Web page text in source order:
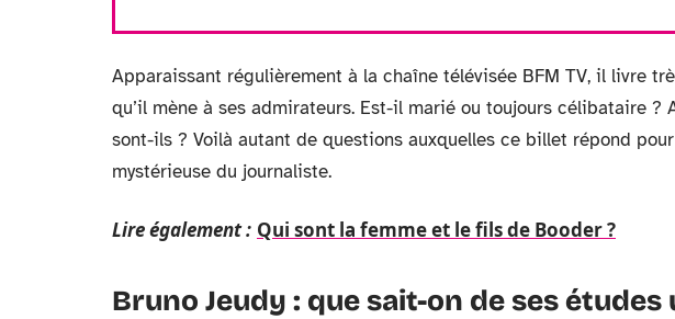
Apparaissant régulièrement à la chaîne télévisée BFM TV, il livre
qu’il mène à ses admirateurs. Est-il marié ou toujours célibataire ?
sont-ils ? Voilà autant de questions auxquelles ce billet répond
mystérieuse du journaliste.
Lire également : Qui sont la femme et le fils de Booder ?
Bruno Jeudy : que sait-on de ses